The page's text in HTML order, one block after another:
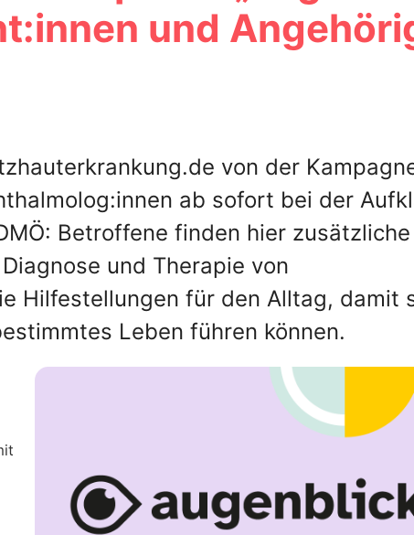
und
von der
ab sofort bei der
Betroffene finden hier zusätzliche
und Therapie von
Hilfestellungen für den Alltag, damit
Leben führen können.